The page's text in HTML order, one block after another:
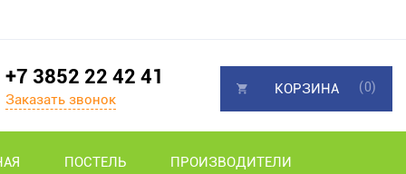
+7 3852 22 42 41
Заказать звонок
ПОСТЕЛЬ ПРОИЗВОДИТЕЛИ
КОРЗИНА (0)